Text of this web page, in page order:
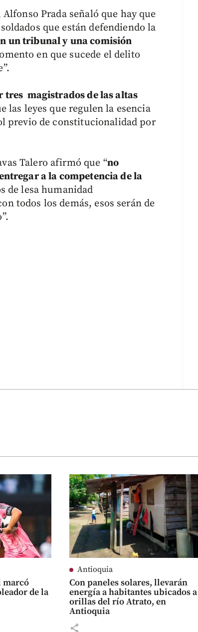
Prada señaló que hay que
que están defendiendo la
un tribunal y una comisión
en que sucede el delito
tres magistrados de las altas
las leyes que regulen la esencia
previo de constitucionalidad por
Talero afirmó que “no
a la competencia de la
de lesa humanidad
todos los demás, esos serán de
marcó
de la
Antioquia
Con paneles solares, llevarán
energía a habitantes ubicados a
orillas del río Atrato, en
Antioquia
share